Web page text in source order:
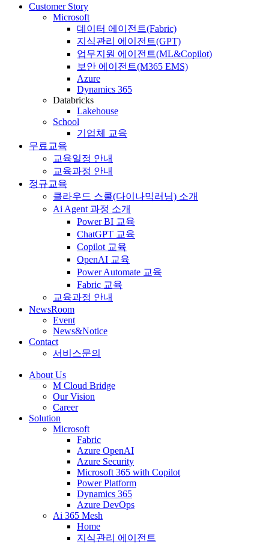
Customer Story
Microsoft
데이터 에이전트(Fabric)
지식관리 에이전트(GPT)
업무지원 에이전트(ML&Copilot)
보안 에이전트(M365 EMS)
Azure
Dynamics 365
Databricks
Lakehouse
School
기업체 교육
무료교육
교육일정 안내
교육과정 안내
정규교육
클라우드 스쿨(다이나믹러닝) 소개
Ai Agent 과정 소개
Power BI 교육
ChatGPT 교육
Copilot 교육
OpenAI 교육
Power Automate 교육
Fabric 교육
교육과정 안내
NewsRoom
Event
News&Notice
Contact
서비스문의
About Us
M Cloud Bridge
Our Vision
Career
Solution
Microsoft
Fabric
Azure OpenAI
Azure Security
Microsoft 365 with Copilot
Power Platform
Dynamics 365
Azure DevOps
Ai 365 Mesh
Home
지식관리 에이전트